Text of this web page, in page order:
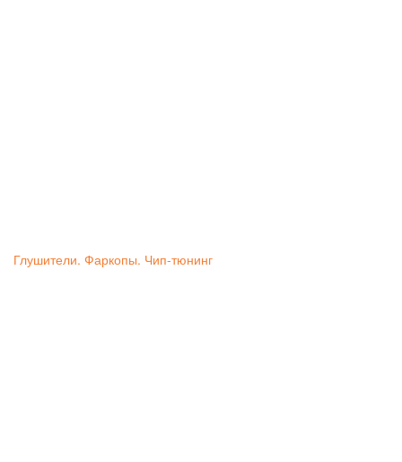
Глушители. Фаркопы. Чип-тюнинг